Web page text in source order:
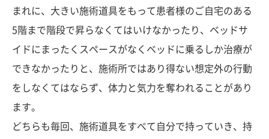
まれに、大きい施術道具をもって患者様のご自宅のある
5階まで階段で昇らなくてはいけなかったり、ベッドサ
イドにまったくスペースがなくベッドに乗るしか治療が
できなかったりと、施術所ではあり得ない想定外の行動
をしなくてはならず、体力と気力を奪われることがあり
ます。
どちらも毎回、施術道具をすべて自分で持っていき、持